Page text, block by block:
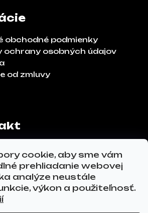
cookie, aby sme vám
prehliadanie webovej
analýze neustále
výkon a použiteľnosť.
obchodné podmienky
ochrany osobných údajov
od zmluvy
271 302